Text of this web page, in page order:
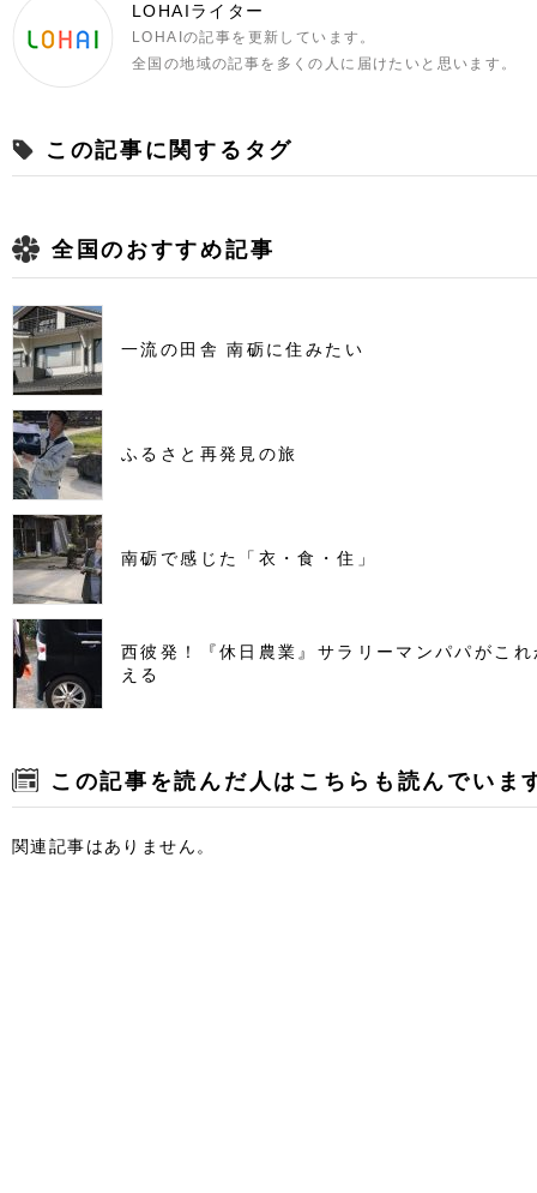
LOHAIライター
LOHAIの記事を更新しています。
全国の地域の記事を多くの人に届けたいと思います。
この記事に関するタグ
全国のおすすめ記事
一流の田舎 南砺に住みたい
ふるさと再発見の旅
南砺で感じた「衣・食・住」
西彼発！『休日農業』サラリーマンパパがこ
える
この記事を読んだ人はこちらも読んでいま
関連記事はありません。